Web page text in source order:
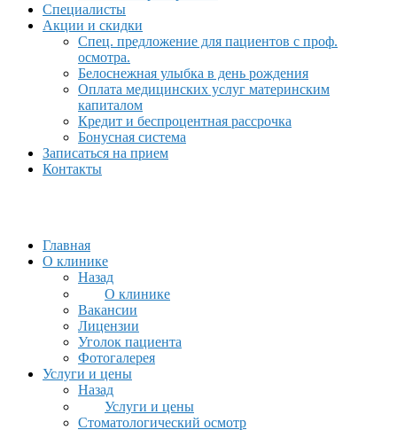
Специалисты
Акции и скидки
Спец. предложение для пациентов с проф.
осмотра.
Белоснежная улыбка в день рождения
Оплата медицинских услуг материнским
капиталом
Кредит и беспроцентная рассрочка
Бонусная система
Записаться на прием
Контакты
Главная
О клинике
Назад
О клинике
Вакансии
Лицензии
Уголок пациента
Фотогалерея
Услуги и цены
Назад
Услуги и цены
Стоматологический осмотр